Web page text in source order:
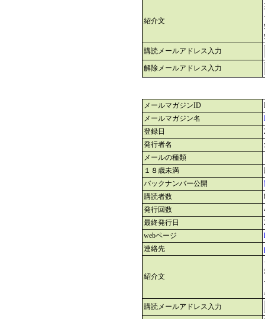
紹介文
購読メールアドレス入力
解除メールアドレス入力
メールマガジンID
メールマガジン名
登録日
発行者名
メールの種類
１８歳未満
バックナンバー公開
購読者数
発行回数
最終発行日
webページ
連絡先
紹介文
購読メールアドレス入力